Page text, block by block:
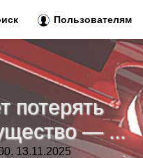
потерять
— ...
13.11.2025
Пользователям